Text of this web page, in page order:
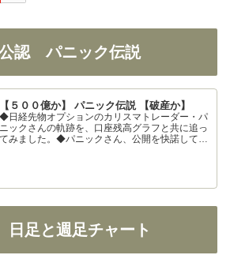
認 パニック伝説
【５００億か】 パニック伝説 【破産か】
◆日経先物オプションのカリスマトレーダー・パ
ニックさんの軌跡を、口座残高グラフと共に追っ
てみました。◆パニックさん、公開を快諾してく
足と週足チャート